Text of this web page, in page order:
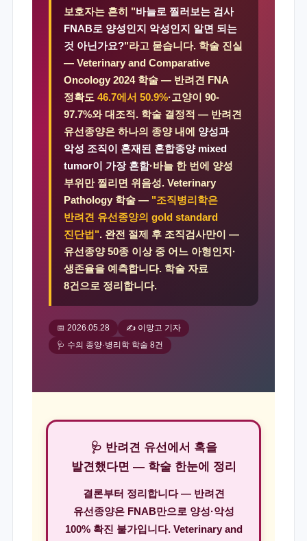
보호자는 흔히 "바늘로 찔러보는 검사
FNAB로 양성인지 악성인지 알면 되는
것 아닌가요?"라고 묻습니다. 학술 진실
— Veterinary and Comparative
Oncology 2024 학술 — 반려견 FNA
정확도 46.7에서 50.9%·고양이 90-
97.7%와 대조적. 학술 결정적 — 반려견
유선종양은 하나의 종양 내에 양성과
악성 조직이 혼재된 혼합종양 mixed
tumor이 가장 흔함·바늘 한 번에 양성
부위만 찔리면 위음성. Veterinary
Pathology 학술 — "조직병리학은
반려견 유선종양의 gold standard
진단법". 완전 절제 후 조직검사만이 —
유선종양 50종 이상 중 어느 아형인지·
생존율을 예측합니다. 학술 자료
8건으로 정리합니다.
📅 2026.05.28 ✍️ 이망고 기자
🩺 수의 종양·병리학 학술 8건
🩺 반려견 유선에서 혹을
발견했다면 — 학술 한눈에 정리
결론부터 정리합니다 — 반려견
유선종양은 FNAB만으로 양성·악성
100% 확진 불가입니다. Veterinary and